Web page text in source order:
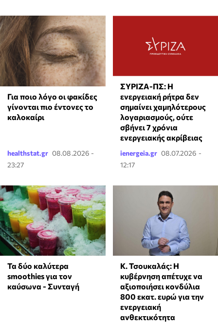
Για ποιο λόγο οι φακίδες
γίνονται πιο έντονες το
καλοκαίρι
healthstat.gr 08.08.2026 -
23:27
ΣΥΡΙΖΑ-ΠΣ: Η
ενεργειακή ρήτρα δεν
σημαίνει χαμηλότερους
λογαριασμούς, ούτε
σβήνει 7 χρόνια
ενεργειακής ακρίβειας
ienergeia.gr 08.07.2026 -
12:17
Τα δύο καλύτερα
smoothies για τον
καύσωνα - Συνταγή
Κ. Τσουκαλάς: Η
κυβέρνηση απέτυχε να
αξιοποιήσει κονδύλια
800 εκατ. ευρώ για την
ενεργειακή
ανθεκτικότητα